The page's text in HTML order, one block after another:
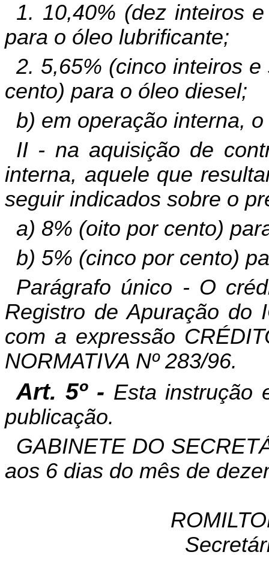
1. 10,40% (dez inteiros
para o óleo lubrificante;
2. 5,65% (cinco inteiros
cento) para o óleo diesel;
b) em operação interna,
II - na aquisição de
interna, aquele que
seguir indicados sobre o
a) 8% (oito por cento)
b) 5% (cinco por cento)
Parágrafo único - O
Registro de Apuração do
com a expressão
NORMATIVA Nº 283/96.
Art. 5º - Esta instrução
publicação.
GABINETE DO
aos 6 dias do mês de